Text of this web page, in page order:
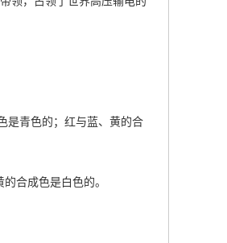
是青色的；红与蓝、黄的合
合成色是白色的。